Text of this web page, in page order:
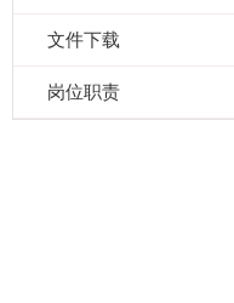
文件下载
岗位职责